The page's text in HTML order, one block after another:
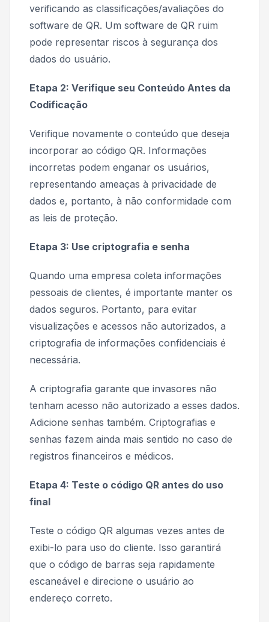
verificando as classificações/avaliações do
software de QR. Um software de QR ruim
pode representar riscos à segurança dos
dados do usuário.
Etapa 2: Verifique seu Conteúdo Antes da
Codificação
Verifique novamente o conteúdo que deseja
incorporar ao código QR. Informações
incorretas podem enganar os usuários,
representando ameaças à privacidade de
dados e, portanto, à não conformidade com
as leis de proteção.
Etapa 3: Use criptografia e senha
Quando uma empresa coleta informações
pessoais de clientes, é importante manter os
dados seguros. Portanto, para evitar
visualizações e acessos não autorizados, a
criptografia de informações confidenciais é
necessária.
A criptografia garante que invasores não
tenham acesso não autorizado a esses dados.
Adicione senhas também. Criptografias e
senhas fazem ainda mais sentido no caso de
registros financeiros e médicos.
Etapa 4: Teste o código QR antes do uso
final
Teste o código QR algumas vezes antes de
exibi-lo para uso do cliente. Isso garantirá
que o código de barras seja rapidamente
escaneável e direcione o usuário ao
endereço correto.